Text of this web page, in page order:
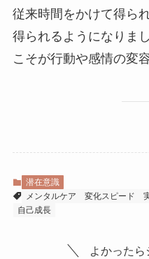
従来時間をかけて得ら
得られるようになりま
こそが行動や感情の変
潜在意識
メンタルケア
変化スピード
自己成長
よかったら